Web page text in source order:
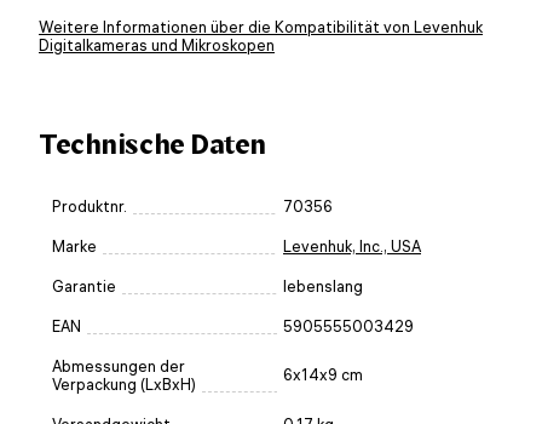
Weitere Informationen über die Kompatibilität von Levenhuk
Digitalkameras und Mikroskopen
Technische Daten
Produktnr. 70356
Marke Levenhuk, Inc., USA
Garantie lebenslang
EAN 5905555003429
Abmessungen der
Verpackung (LxBxH)
6x14x9 cm